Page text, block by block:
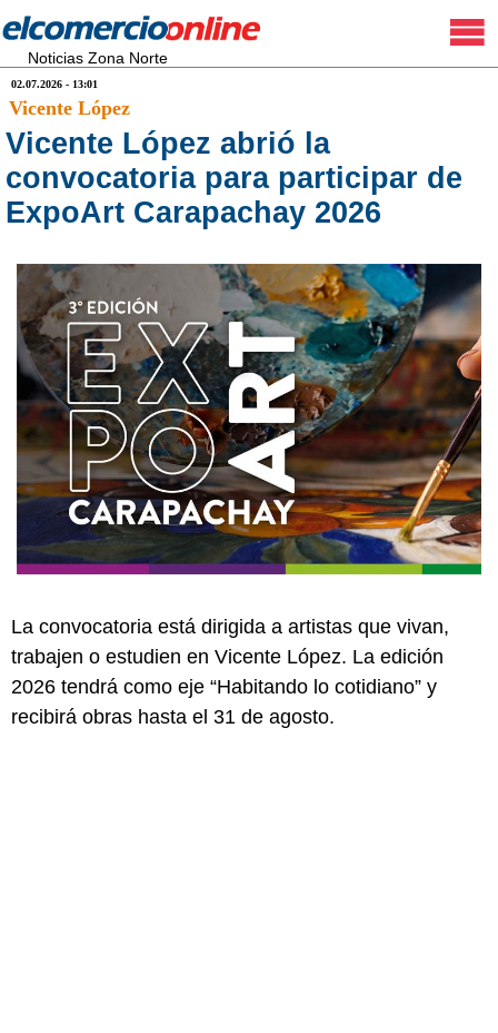
Noticias Zona Norte
02.07.2026 - 13:01
Vicente López
Vicente López abrió la
convocatoria para participar de
ExpoArt Carapachay 2026
La convocatoria está dirigida a artistas que vivan,
trabajen o estudien en Vicente López. La edición
2026 tendrá como eje “Habitando lo cotidiano” y
recibirá obras hasta el 31 de agosto.